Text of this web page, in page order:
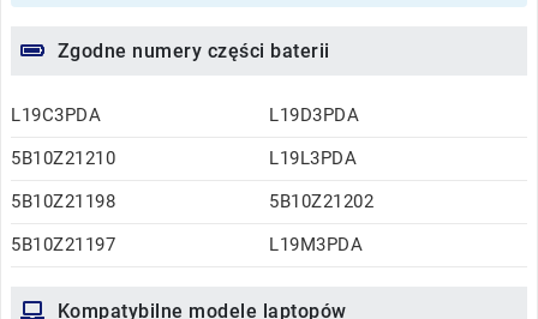
Zgodne numery części baterii
L19C3PDA
L19D3PDA
5B10Z21210
L19L3PDA
5B10Z21198
5B10Z21202
5B10Z21197
L19M3PDA
Kompatybilne modele laptopów